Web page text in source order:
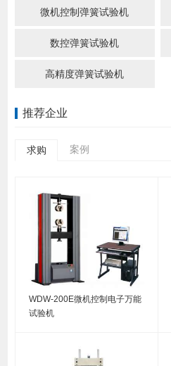
微机控制弹簧试验机
数控弹簧试验机
高精度弹簧试验机
推荐企业
求购 案例
WDW-200E微机控制电子万能
试验机